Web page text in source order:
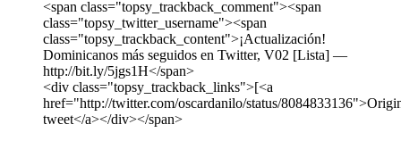
<span class="topsy_trackback_comment"><span
class="topsy_twitter_username"><span
class="topsy_trackback_content">¡Actualización!
Dominicanos más seguidos en Twitter, V02 [Lista] —
http://bit.ly/5jgs1H</span>
<div class="topsy_trackback_links">[<a
href="http://twitter.com/oscardanilo/status/
tweet</a></div></span>